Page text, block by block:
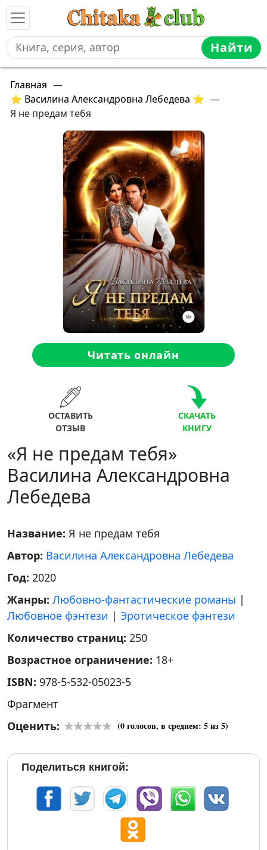
Найти
Главная —
⭐ Василина Александровна Лебедева ⭐ —
Я не предам тебя
Читать онлайн
ОСТАВИТЬ
ОТЗЫВ
СКАЧАТЬ
КНИГУ
«Я не предам тебя»
Василина Александровна
Лебедева
Название: Я не предам тебя
Автор: Василина Александровна Лебедева
Год: 2020
Жанры: Любовно-фантастические романы |
Любовное фэнтези | Эротическое фэнтези
Количество страниц: 250
Возрастное ограничение: 18+
ISBN: 978-5-532-05023-5
Фрагмент
Оценить:
(0голосов, в среднем: 5из 5)
Поделиться книгой: